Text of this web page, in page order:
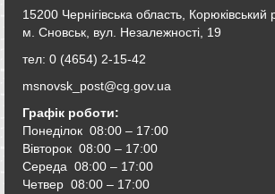
15200 Чернігівська область, Корюківський
м. Сновськ, вул. Незалежності, 19
тел: 0 (4654) 2-15-42
msnovsk_post@cg.gov.ua
Графік роботи:
Понеділок 08:00 – 17:00
Вівторок 08:00 – 17:00
Середа 08:00 – 17:00
Четвер 08:00 – 17:00